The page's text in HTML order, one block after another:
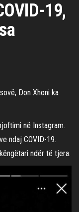
19,
Don Xhoni ka
në Instagram.
ndaj COVID-19.
ndër të tjera.